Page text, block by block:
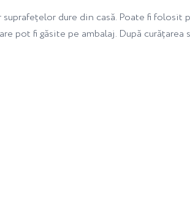
dure din casă. Poate fi
pot fi găsite pe ambalaj. După